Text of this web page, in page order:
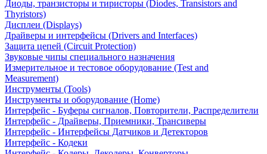
Диоды, транзисторы и тиристоры (Diodes, Transistors and
Thyristors)
Дисплеи (Displays)
Драйверы и интерфейсы (Drivers and Interfaces)
Защита цепей (Circuit Protection)
Звуковые чипы специального назначения
Измерительное и тестовое оборудование (Test and
Measurement)
Инструменты (Tools)
Инструменты и оборудование (Home)
Интерфейс - Буферы сигналов, Повторители, Распределители
Интерфейс - Драйверы, Приемники, Трансиверы
Интерфейс - Интерфейсы Датчиков и Детекторов
Интерфейс - Кодеки